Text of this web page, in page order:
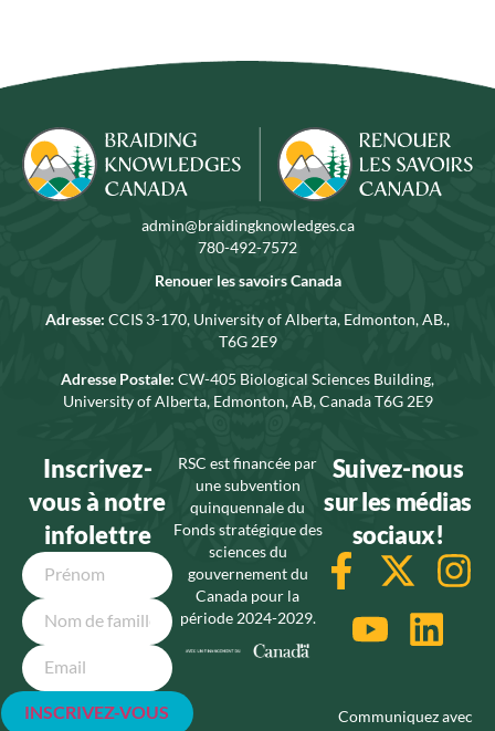
admin@braidingknowledges.ca
780-492-7572
Renouer les savoirs Canada
Adresse: CCIS 3-170, University of Alberta, Edmonton, AB.,
T6G 2E9
Adresse Postale: CW-405 Biological Sciences Building,
University of Alberta, Edmonton, AB, Canada T6G 2E9
Inscrivez-
vous à notre
infolettre
Name
Email
RSC est financée par
une subvention
quinquennale du
Fonds stratégique des
sciences du
gouvernement du
Canada pour la
période 2024-2029.
Suivez-nous
sur les médias
sociaux!
Communiquez avec